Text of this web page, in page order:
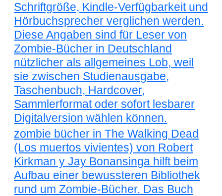
Schriftgröße, Kindle-Verfügbarkeit und
Hörbuchsprecher verglichen werden.
Diese Angaben sind für Leser von
Zombie-Bücher in Deutschland
nützlicher als allgemeines Lob, weil
sie zwischen Studienausgabe,
Taschenbuch, Hardcover,
Sammlerformat oder sofort lesbarer
Digitalversion wählen können.
zombie bücher in The Walking Dead
(Los muertos vivientes) von Robert
Kirkman y Jay Bonansinga hilft beim
Aufbau einer bewussteren Bibliothek
rund um Zombie-Bücher. Das Buch